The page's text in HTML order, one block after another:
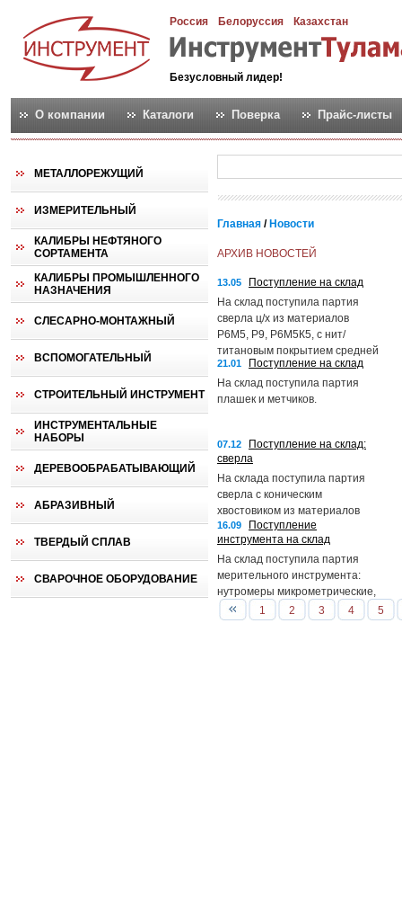
Россия Белоруссия Казахстан
Безусловный лидер!
О компании Каталоги Поверка Прайс-листы
МЕТАЛЛОРЕЖУЩИЙ
ИЗМЕРИТЕЛЬНЫЙ
КАЛИБРЫ НЕФТЯНОГО
СОРТАМЕНТА
КАЛИБРЫ ПРОМЫШЛЕННОГО
НАЗНАЧЕНИЯ
СЛЕСАРНО-МОНТАЖНЫЙ
ВСПОМОГАТЕЛЬНЫЙ
СТРОИТЕЛЬНЫЙ ИНСТРУМЕНТ
ИНСТРУМЕНТАЛЬНЫЕ
НАБОРЫ
ДЕРЕВООБРАБАТЫВАЮЩИЙ
АБРАЗИВНЫЙ
ТВЕРДЫЙ СПЛАВ
СВАРОЧНОЕ ОБОРУДОВАНИЕ
Главная /Новости
АРХИВ НОВОСТЕЙ
13.05
Поступление на склад
На склад поступила партия
сверла ц/х из материалов
Р6М5, Р9, Р6М5К5, с нит/
титановым покрытием средней
и длинной серий, сверла
центровочные, также буры
SDS+.
21.01
Поступление на склад
На склад поступила партия
плашек и метчиков.
07.12
Поступление на склад:
сверла
На склада поступила партия
сверла с коническим
хвостовиком из материалов
Р6М5 и Р9М3
16.09
Поступление
инструмента на склад
На склад поступила партия
мерительного инструмента:
нутромеры микрометрические,
штангенциркули, скобы
рычажные и микрометры
1 2 3 4 5